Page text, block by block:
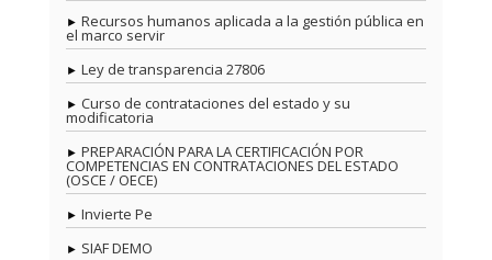
Recursos humanos aplicada a la gestión pública en
el marco servir
Ley de transparencia 27806
Curso de contrataciones del estado y su
modificatoria
PREPARACIÓN PARA LA CERTIFICACIÓN POR
COMPETENCIAS EN CONTRATACIONES DEL ESTADO
(OSCE / OECE)
Invierte Pe
SIAF DEMO